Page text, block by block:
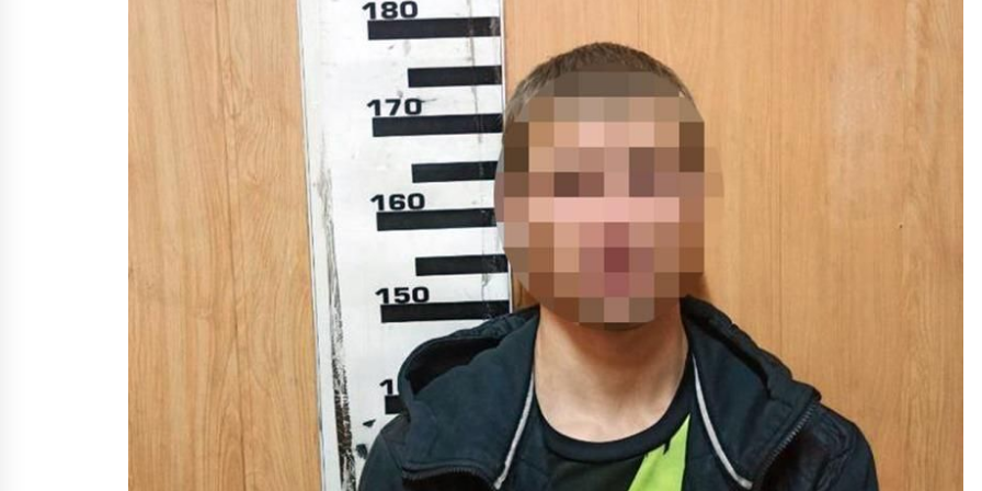
5 років ago
Онлайн-школа: на уроках активно
звучить російська мова
6 років ago
Гандзюк?” йдуть на
пресконференцію Зеленського
6 років ago
В Україні змінили поділ на
карантинні зони: Харків опинився
у «червоній», а Тернопіль — у
«зеленій»
6 років ago
Контролер автобуса змусив